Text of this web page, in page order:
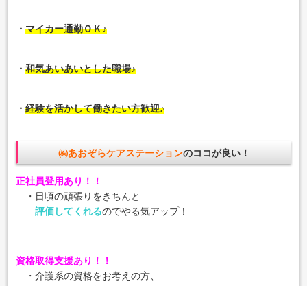
・マイカー通勤ＯＫ♪
・和気あいあいとした職場♪
・経験を活かして働きたい方歓迎♪
㈱あおぞらケアステーションのココが良い！
正社員登用あり！！
・日頃の頑張りをきちんと
評価してくれるのでやる気アップ！
資格取得支援あり！！
・介護系の資格をお考えの方、